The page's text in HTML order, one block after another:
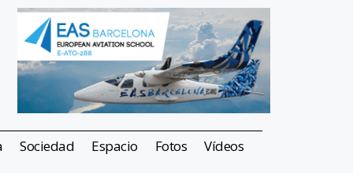
Sociedad Espacio Fotos Vídeos